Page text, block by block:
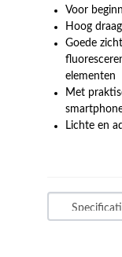
Voor
Hoog
Goede
elementen
Met
Lichte en